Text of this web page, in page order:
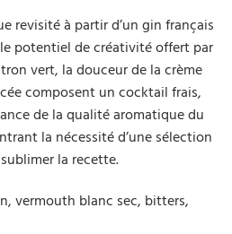
revisité à partir d’un gin français
potentiel de créativité offert par
vert, la douceur de la crème
composent un cocktail frais,
de la qualité aromatique du
la nécessité d’une sélection
la recette.
vermouth blanc sec, bitters,